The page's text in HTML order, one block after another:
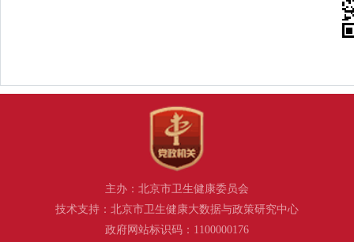
主办：北京市卫生健康委员会
技术支持：北京市卫生健康大数据与政策研究中心
政府网站标识码：1100000176